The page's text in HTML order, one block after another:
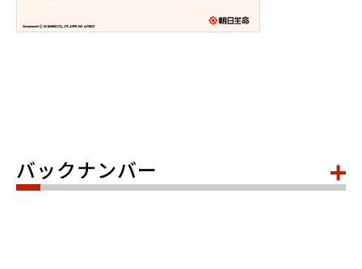
バックナンバー